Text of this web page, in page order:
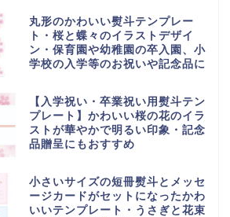
丸形のかわいい熨斗テンプレー
ト・桜と蝶々のイラストデザイ
ン・保育園や幼稚園の卒入園、小
学校の入学等のお祝いや記念品に
【入学祝い・卒業祝い用熨斗テン
プレート】かわいい桜の花のイラ
ストが華やかで明るい印象・記念
品贈呈にもおすすめ
小さいサイズの短冊熨斗とメッセ
ージカードがセットになったかわ
いいテンプレート・うさぎと花束